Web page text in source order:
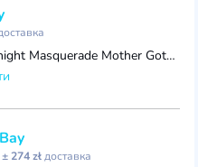
Disney Designer Midnight Masquerade Mother Gothel Doll Tangled
± 274 złдоставка